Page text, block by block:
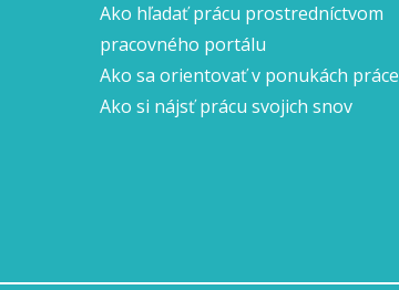
Ako hľadať prácu prostredníctvom
pracovného portálu
Ako sa orientovať v ponukách práce
Ako si nájsť prácu svojich snov